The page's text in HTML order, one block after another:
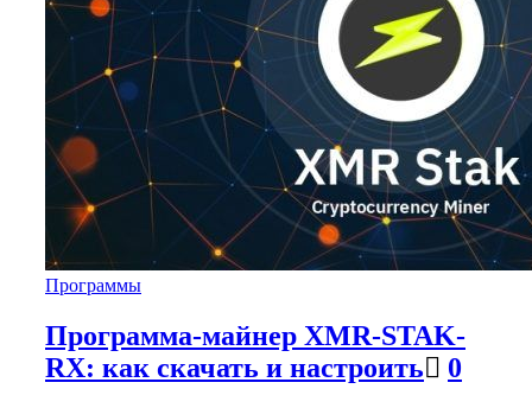
Программы
Программа-майнер XMR-STAK-
RX: как скачать и настроить
0